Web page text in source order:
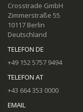
Crosstrade GmbH
Zimmerstraße 55
10117 Berlin
Deutschland
TELEFON DE
+49 152 5757 9494
TELEFON AT
+43 664 353 0000
EMAIL